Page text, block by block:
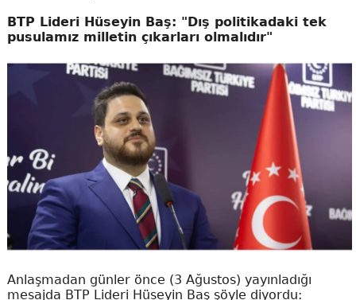
BTP Lideri Hüseyin Baş: "Dış politikadaki tek
pusulamız milletin çıkarları olmalıdır"
Anlaşmadan günler önce (3 Ağustos) yayınladığı
mesajda BTP Lideri Hüseyin Baş şöyle diyordu: